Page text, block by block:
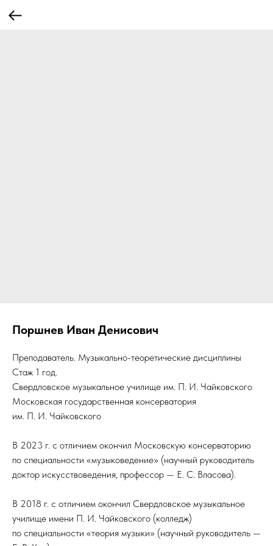
Поршнев Иван Денисович
Преподаватель. Музыкально-теоретические дисциплины
Стаж 1 год.
Свердловское музыкальное училище им. П. И. Чайковского
Московская государственная консерватория
им. П. И. Чайковского
В 2023 г. с отличием окончил Московскую консерваторию
по специальности «музыковедение» (научный руководитель
доктор искусствоведения, профессор — Е. С. Власова).
В 2018 г. с отличием окончил Свердловское музыкальное
училище имени П. И. Чайковского (колледж)
по специальности «теория музыки» (научный руководитель —